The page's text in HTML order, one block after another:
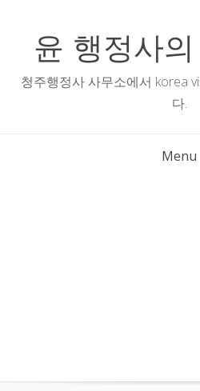
content윤 행정사
청주행정사 사무소에서 korea
다.
Menu